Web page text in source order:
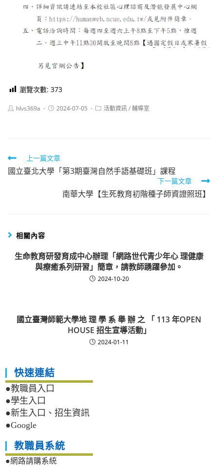
瀏覽次數: 373
Posthlvs369a
Post2024-07-05
Post活動資訊/輔導室
Read
more
上一篇文章
國立臺北大學「第3期臺灣自然手語基礎班」課程
下一篇文章
南華大學【生死教育初階種子師資證照班】
相關內容
生命教育研發育成中心辦理「網路世代青少年心 理健康
與療癒系列研習」簡章，請教師踴躍參加。
2024-10-20
國立臺灣師範大學地 理 學 系 舉 辦 之 「 113 年OPEN
HOUSE 招生宣導活動」
2024-01-11
快速連結
●教職員入口
●學生入口
●新生入口、招生資訊
●Google
教職員系統
●網路請購系統